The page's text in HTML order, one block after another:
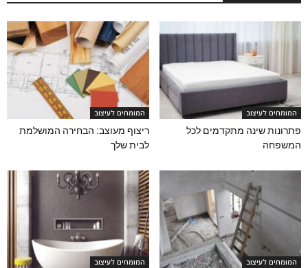
המומחים לעיצוב
פתרונות שינה מתקדמים לכל
המשפחה
המומחים לעיצוב
ריצוף מעוצב: הבחירה המושלמת
לבית שלך
המומחים לעיצוב המומחים לעיצוב